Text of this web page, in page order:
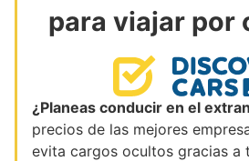
para viajar por
¿Planeas conducir en el
precios de las mejores
evita cargos ocultos gracias a